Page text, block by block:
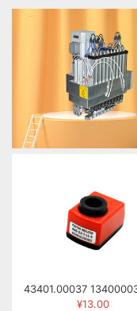
¥13.00